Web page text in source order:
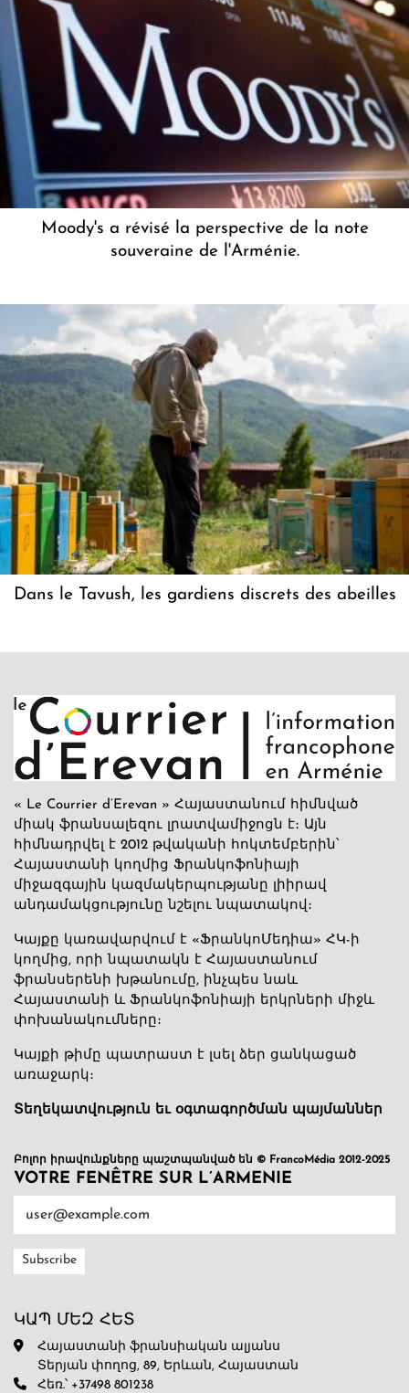
Moody's a révisé la perspective de la note
souveraine de l'Arménie.
Dans le Tavush, les gardiens discrets des abeilles
« Le Courrier d’Erevan » Հայաստանում հիմնված
միակ ֆրանսալեզու լրատվամիջոցն է։ Այն
հիմնադրվել է 2012 թվականի հոկտեմբերին՝
Հայաստանի կողմից Ֆրանկոֆոնիայի
միջազգային կազմակերպությանը լիիրավ
անդամակցությունը նշելու նպատակով։
Կայքը կառավարվում է «ՖրանկոՄեդիա» ՀԿ-ի
կողմից, որի նպատակն է Հայաստանում
ֆրանսերենի խթանումը, ինչպես նաև
Հայաստանի և Ֆրանկոֆոնիայի երկրների միջև
փոխանակումները։
Կայքի թիմը պատրաստ է լսել ձեր ցանկացած
առաջարկ։
Տեղեկատվություն եւ օգտագործման պայմաններ
Բոլոր իրավունքները պաշտպանված են © FrancoMédia 2012-2025
VOTRE FENÊTRE SUR L’ARMENIE
ԿԱՊ ՄԵԶ ՀԵՏ
Հայաստանի ֆրանսիական ալյանս
Տերյան փողոց, 89, Երևան, Հայաստան
Հեռ.՝ +37498 801238